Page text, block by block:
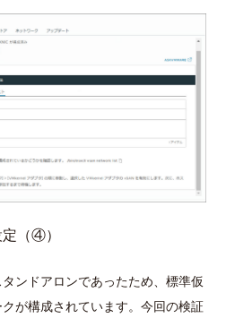
（④）
ンドアロンであったため、標準仮
が構成されています。今回の検証